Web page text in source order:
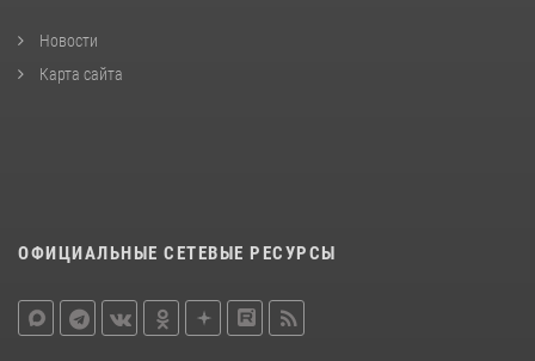
Новости
Карта сайта
ОФИЦИАЛЬНЫЕ СЕТЕВЫЕ РЕСУРСЫ